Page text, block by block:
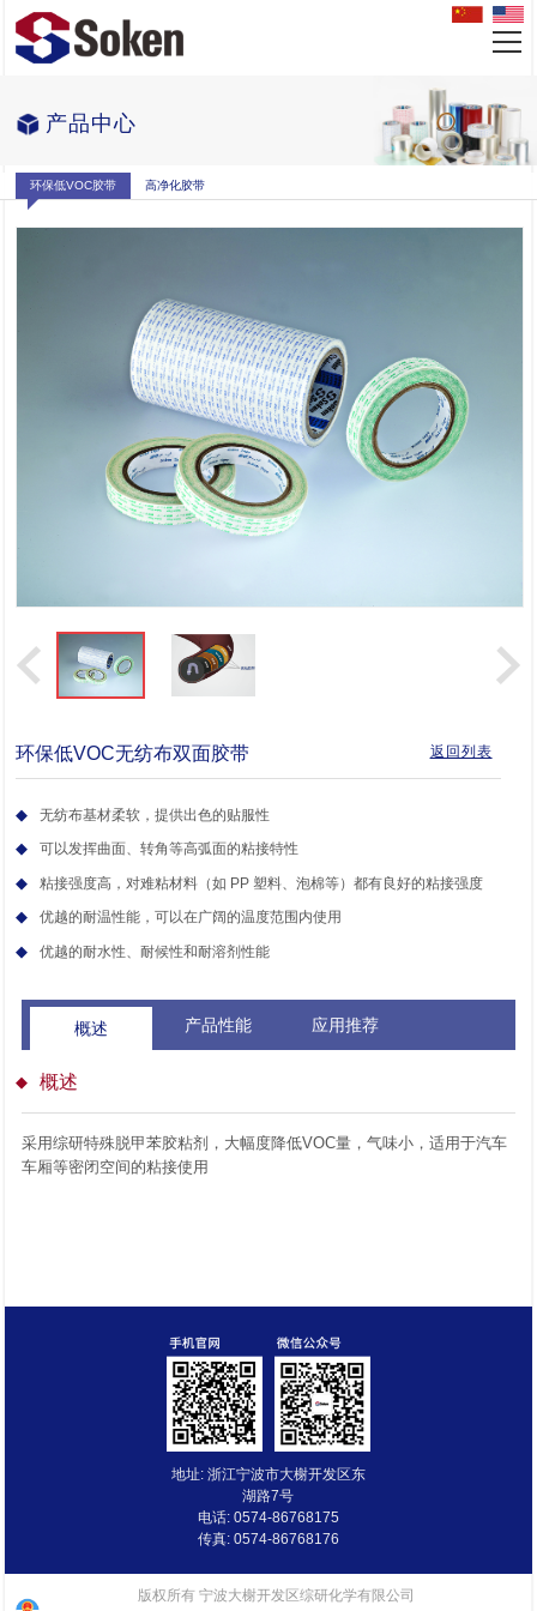
产品中心
环保低VOC胶带 高净化胶带
返回列表
环保低VOC无纺布双面胶带
无纺布基材柔软，提供出色的贴服性
可以发挥曲面、转角等高弧面的粘接特性
粘接强度高，对难粘材料（如 PP 塑料、泡棉等）都有良好的粘接强度
优越的耐温性能，可以在广阔的温度范围内使用
优越的耐水性、耐候性和耐溶剂性能
概述 产品性能 应用推荐
概述
采用综研特殊脱甲苯胶粘剂，大幅度降低VOC量，气味小，适用于汽车
车厢等密闭空间的粘接使用
地址: 浙江宁波市大榭开发区东
湖路7号
电话: 0574-86768175
传真: 0574-86768176
版权所有 宁波大榭开发区综研化学有限公司